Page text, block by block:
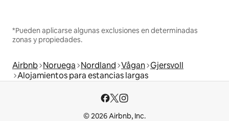
*Pueden aplicarse algunas exclusiones en determinadas
zonas y propiedades.
Airbnb Noruega Nordland Vågan Gjersvoll
Alojamientos para estancias largas
© 2026 Airbnb, Inc.